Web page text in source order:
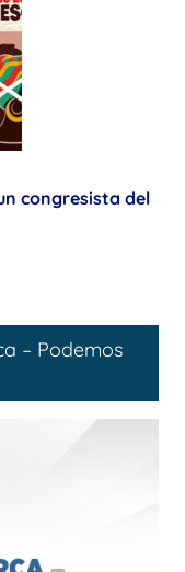
congresista del
– Podemos